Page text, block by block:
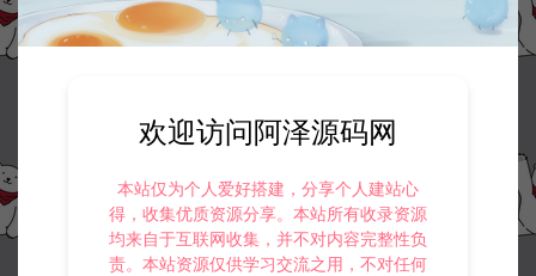
欢迎访问阿泽源码网
本站仅为个人爱好搭建，分享个人建站心
得，收集优质资源分享。本站所有收录资源
均来自于互联网收集，并不对内容完整性负
责。本站资源仅供学习交流之用，不对任何